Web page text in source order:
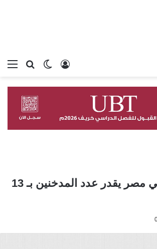
بحثالوضع
تسجيل الدخول
بيان رسمي في مصر يقدر عدد المدخنين بـ 13